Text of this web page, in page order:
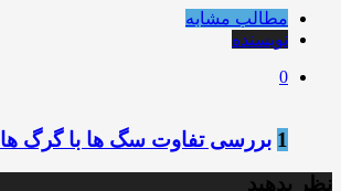
مطالب مشابه
نویسنده
0
1 بررسی تفاوت سگ ها با گرگ ها
نظر بدهید